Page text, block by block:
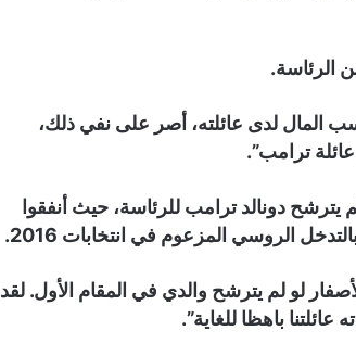
الرئاسة.
المال لدى عائلته، أصر على نفي ذلك،
ترامب”.
دونالد ترامب للرئاسة، حيث أنفقوا
لو لم يترشح والدي في المقام الأول. لقد
عائلتنا باهظا للغاية”.